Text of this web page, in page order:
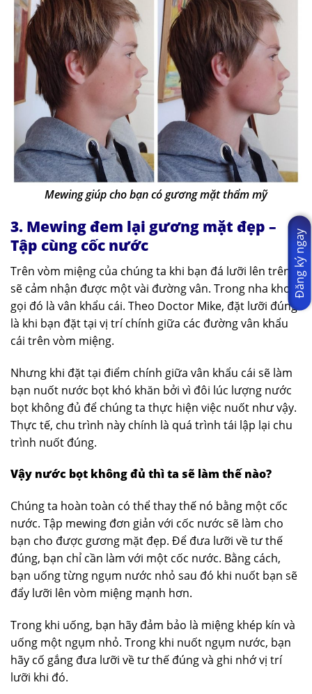
Mewing giúp cho bạn có gương mặt thẩm mỹ
3. Mewing đem lại gương mặt đẹp –
Tập cùng cốc nước
Trên vòm miệng của chúng ta khi bạn đá lưỡi lên trên
sẽ cảm nhận được một vài đường vân. Trong nha khoa
gọi đó là vân khẩu cái. Theo Doctor Mike, đặt lưỡi đúng
là khi bạn đặt tại vị trí chính giữa các đường vân khẩu
cái trên vòm miệng.
Nhưng khi đặt tại điểm chính giữa vân khẩu cái sẽ làm
bạn nuốt nước bọt khó khăn bởi vì đôi lúc lượng nước
bọt không đủ để chúng ta thực hiện việc nuốt như vậy.
Thực tế, chu trình này chính là quá trình tái lập lại chu
trình nuốt đúng.
Vậy nước bọt không đủ thì ta sẽ làm thế nào?
Chúng ta hoàn toàn có thể thay thế nó bằng một cốc
nước. Tập mewing đơn giản với cốc nước sẽ làm cho
bạn cho được gương mặt đẹp. Để đưa lưỡi về tư thế
đúng, bạn chỉ cần làm với một cốc nước. Bằng cách,
bạn uống từng ngụm nước nhỏ sau đó khi nuốt bạn sẽ
đẩy lưỡi lên vòm miệng mạnh hơn.
Trong khi uống, bạn hãy đảm bảo là miệng khép kín và
uống một ngụm nhỏ. Trong khi nuốt ngụm nước, bạn
hãy cố gắng đưa lưỡi về tư thế đúng và ghi nhớ vị trí
lưỡi khi đó.
Đăng ký ngay